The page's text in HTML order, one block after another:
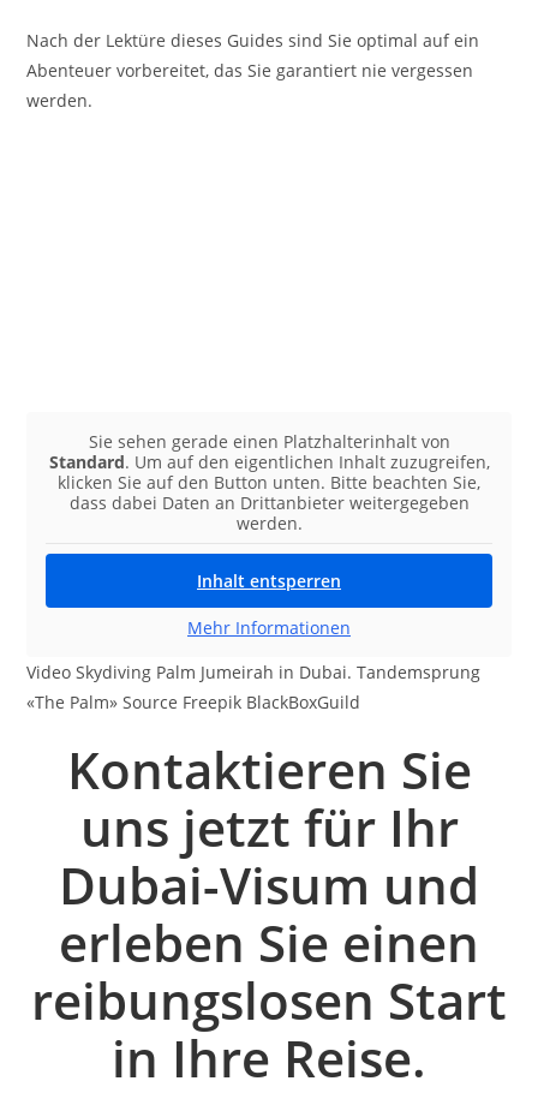
Nach der Lektüre dieses Guides sind Sie optimal auf ein
Abenteuer vorbereitet, das Sie garantiert nie vergessen
werden.
Sie sehen gerade einen Platzhalterinhalt von
Standard. Um auf den eigentlichen Inhalt zuzugreifen,
klicken Sie auf den Button unten. Bitte beachten Sie,
dass dabei Daten an Drittanbieter weitergegeben
werden.
Inhalt entsperren
Mehr Informationen
Video Skydiving Palm Jumeirah in Dubai. Tandemsprung
«The Palm» Source Freepik BlackBoxGuild
Kontaktieren Sie
uns jetzt für Ihr
Dubai-Visum und
erleben Sie einen
reibungslosen Start
in Ihre Reise.